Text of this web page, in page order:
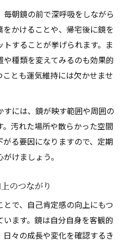
朝鏡の前で深呼吸をしながら
かけることや、帰宅後に鏡を
することが挙げられます。ま
や種類を変えてみるのも効果的
とも運気維持には欠かせませ
すには、鏡が映す範囲や周囲の
汚れた場所や散らかった空間
る要因になりますので、定期
けましょう。
のつながり
で、自己肯定感の向上にもつ
ます。鏡は自分自身を客観的
々の成長や変化を確認するき